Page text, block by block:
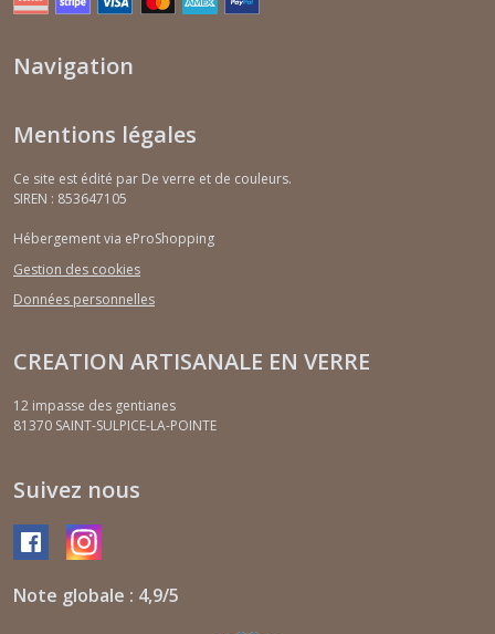
Navigation
Mentions légales
Ce site est édité par De verre et de couleurs.
SIREN : 853647105
Hébergement via eProShopping
Gestion des cookies
Données personnelles
CREATION ARTISANALE EN VERRE
12 impasse des gentianes
81370 SAINT-SULPICE-LA-POINTE
Suivez nous
Note globale : 4,9/5